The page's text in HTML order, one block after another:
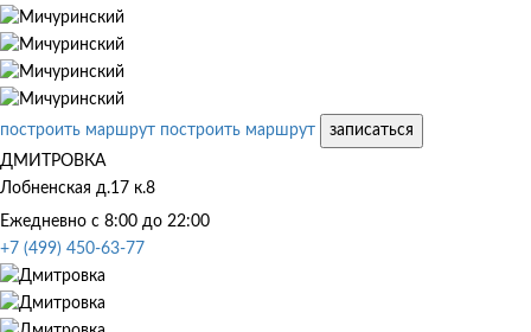
построить маршрут построить маршрут
записаться
ДМИТРОВКА
Лобненская д.17 к.8
Ежедневно с 8:00 до 22:00
+7 (499) 450-63-77